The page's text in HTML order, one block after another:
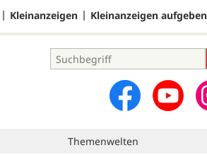
Kleinanzeigen Kleinanzeigen aufgeben
Themenwelten